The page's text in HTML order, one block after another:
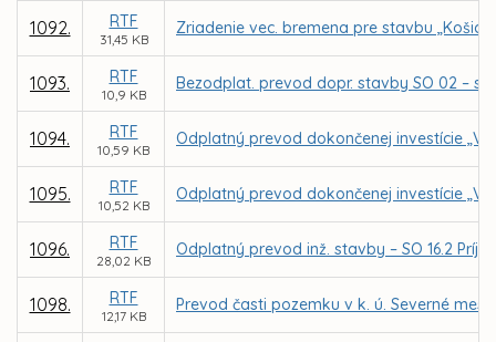
1092. RTF
31,45 KB
Zriadenie vec. bremena pre stavbu
1093. RTF
10,9 KB
Bezodplat. prevod dopr. stavby SO 02 –
1094. RTF
10,59 KB
Odplatný prevod dokončenej investície
1095. RTF
10,52 KB
Odplatný prevod dokončenej investície
1096. RTF
28,02 KB
Odplatný prevod inž. stavby – SO 16.2
1098. RTF
12,17 KB
Prevod časti pozemku v k. ú. Severné